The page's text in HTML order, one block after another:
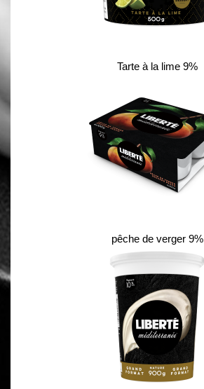
Tarte à la lime 9%
pêche de verger 9%